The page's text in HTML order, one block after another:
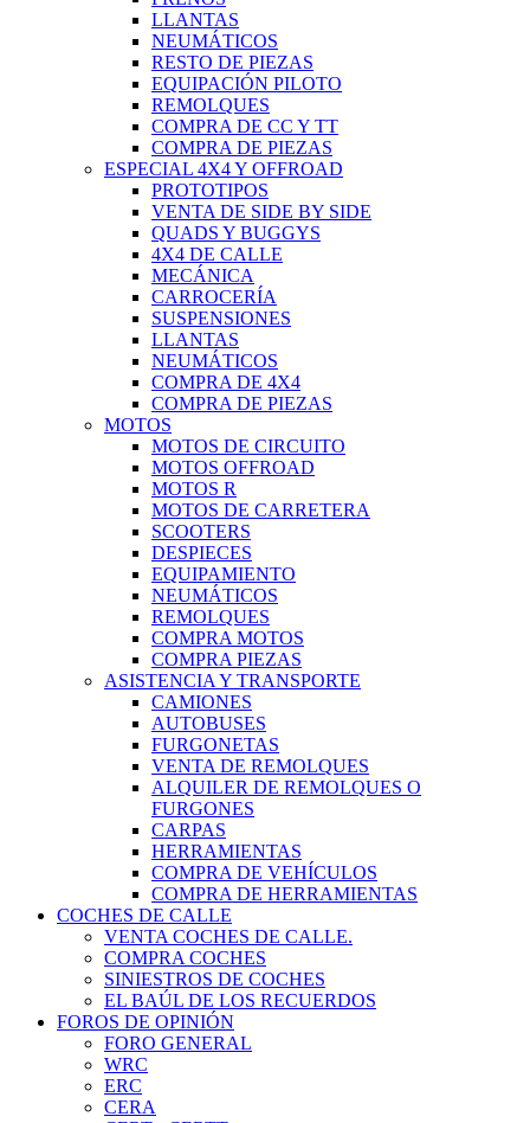
LLANTAS
NEUMÁTICOS
RESTO DE PIEZAS
EQUIPACIÓN PILOTO
REMOLQUES
COMPRA DE CC Y TT
COMPRA DE PIEZAS
ESPECIAL 4X4 Y OFFROAD
PROTOTIPOS
VENTA DE SIDE BY SIDE
QUADS Y BUGGYS
4X4 DE CALLE
MECÁNICA
CARROCERÍA
SUSPENSIONES
LLANTAS
NEUMÁTICOS
COMPRA DE 4X4
COMPRA DE PIEZAS
MOTOS
MOTOS DE CIRCUITO
MOTOS OFFROAD
MOTOS R
MOTOS DE CARRETERA
SCOOTERS
DESPIECES
EQUIPAMIENTO
NEUMÁTICOS
REMOLQUES
COMPRA MOTOS
COMPRA PIEZAS
ASISTENCIA Y TRANSPORTE
CAMIONES
AUTOBUSES
FURGONETAS
VENTA DE REMOLQUES
ALQUILER DE REMOLQUES O
FURGONES
CARPAS
HERRAMIENTAS
COMPRA DE VEHÍCULOS
COMPRA DE HERRAMIENTAS
COCHES DE CALLE
VENTA COCHES DE CALLE.
COMPRA COCHES
SINIESTROS DE COCHES
EL BAÚL DE LOS RECUERDOS
FOROS DE OPINIÓN
FORO GENERAL
WRC
ERC
CERA